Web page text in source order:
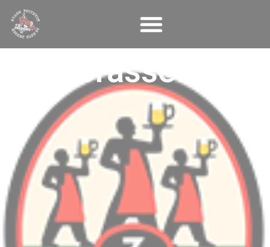
3 Brasseurs
Panneau de gestion des cookies